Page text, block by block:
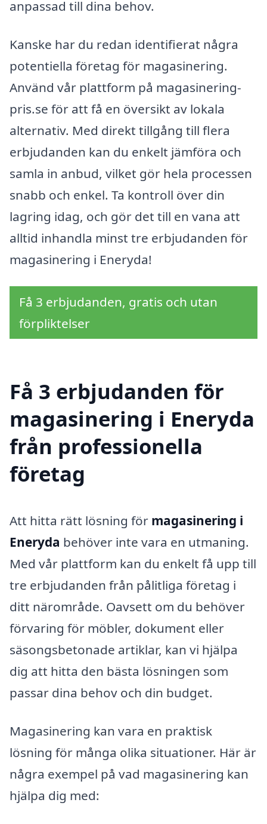
anpassad till dina behov.
Kanske har du redan identifierat några
potentiella företag för magasinering.
Använd vår plattform på magasinering-
pris.se för att få en översikt av lokala
alternativ. Med direkt tillgång till flera
erbjudanden kan du enkelt jämföra och
samla in anbud, vilket gör hela processen
snabb och enkel. Ta kontroll över din
lagring idag, och gör det till en vana att
alltid inhandla minst tre erbjudanden för
magasinering i Eneryda!
Få 3 erbjudanden, gratis och utan
förpliktelser
Få 3 erbjudanden för
magasinering i Eneryda
från professionella
företag
Att hitta rätt lösning för magasinering i
Eneryda behöver inte vara en utmaning.
Med vår plattform kan du enkelt få upp till
tre erbjudanden från pålitliga företag i
ditt närområde. Oavsett om du behöver
förvaring för möbler, dokument eller
säsongsbetonade artiklar, kan vi hjälpa
dig att hitta den bästa lösningen som
passar dina behov och din budget.
Magasinering kan vara en praktisk
lösning för många olika situationer. Här är
några exempel på vad magasinering kan
hjälpa dig med: